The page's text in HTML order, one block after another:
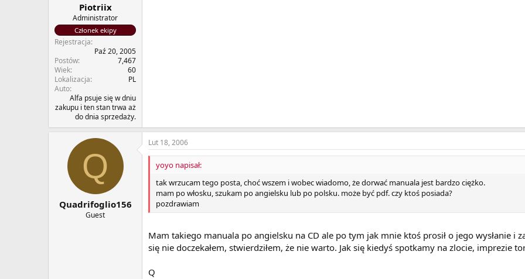
Piotriix
Administrator
Członek ekipy
Rejestracja
Paź 20, 2005
Postów
7,467
Wiek
60
Lokalizacja
PL
Auto
Alfa psuje się w dniu
zakupu i ten stan trwa aż
do dnia sprzedaży.
Q
Quadrifoglio156
Guest
Lut 18, 2006
yoyo napisał:
tak wrzucam tego posta, choć wszem i wobec wiadomo, że dorwać manuala jest bardzo ciężko.
mam po włosku, szukam po angielsku lub po polsku. może być pdf. czy ktoś posiada?
pozdrawiam
Mam takiego manuala po angielsku na CD ale po tym jak mnie ktoś prosił o jego wysłanie i
się nie doczekałem, stwierdziłem, że nie warto. Jak się kiedyś spotkamy na zlocie, imprezie
Q